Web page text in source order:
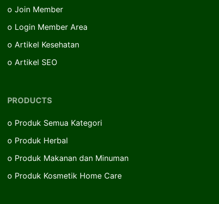
o Join Member
o Login Member Area
o Artikel Kesehatan
o Artikel SEO
PRODUCTS
o Produk Semua Kategori
o Produk Herbal
o Produk Makanan dan Minuman
o Produk Kosmetik Home Care